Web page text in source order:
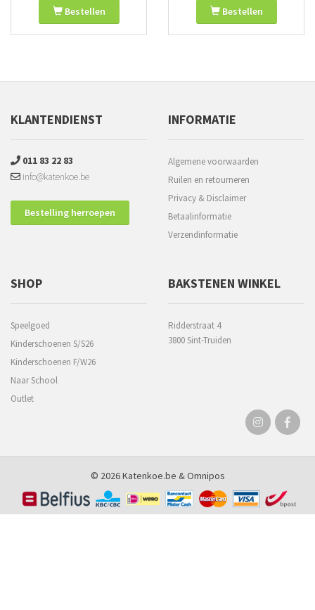
Bestellen
Bestellen
KLANTENDIENST
011 83 22 83
info@katenkoe.be
Bestelling herroepen
INFORMATIE
Algemene voorwaarden
Ruilen en retourneren
Privacy & Disclaimer
Betaalinformatie
Verzendinformatie
SHOP
Speelgoed
Kinderschoenen S/S26
Kinderschoenen F/W26
Naar School
Outlet
BAKSTENEN WINKEL
Ridderstraat 4
3800 Sint-Truiden
© 2026 Katenkoe.be &Omnipos